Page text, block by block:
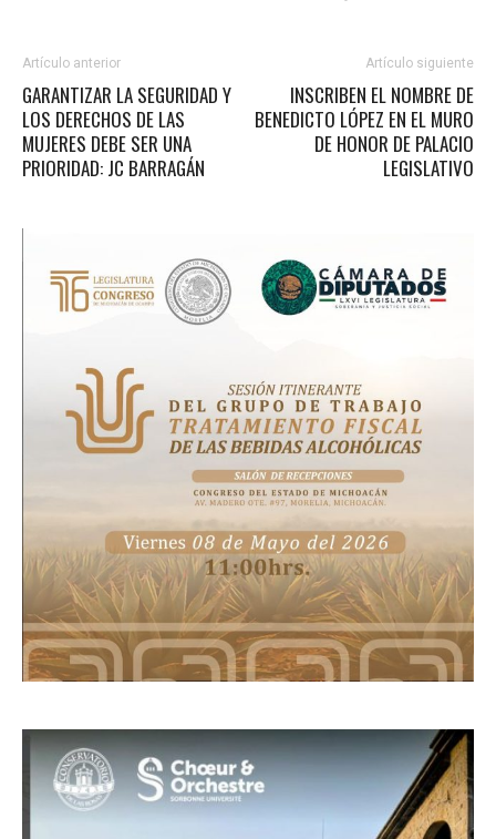
Artículo anterior
GARANTIZAR LA SEGURIDAD Y
LOS DERECHOS DE LAS
MUJERES DEBE SER UNA
PRIORIDAD: JC BARRAGÁN
Artículo siguiente
INSCRIBEN EL NOMBRE DE
BENEDICTO LÓPEZ EN EL MURO
DE HONOR DE PALACIO
LEGISLATIVO